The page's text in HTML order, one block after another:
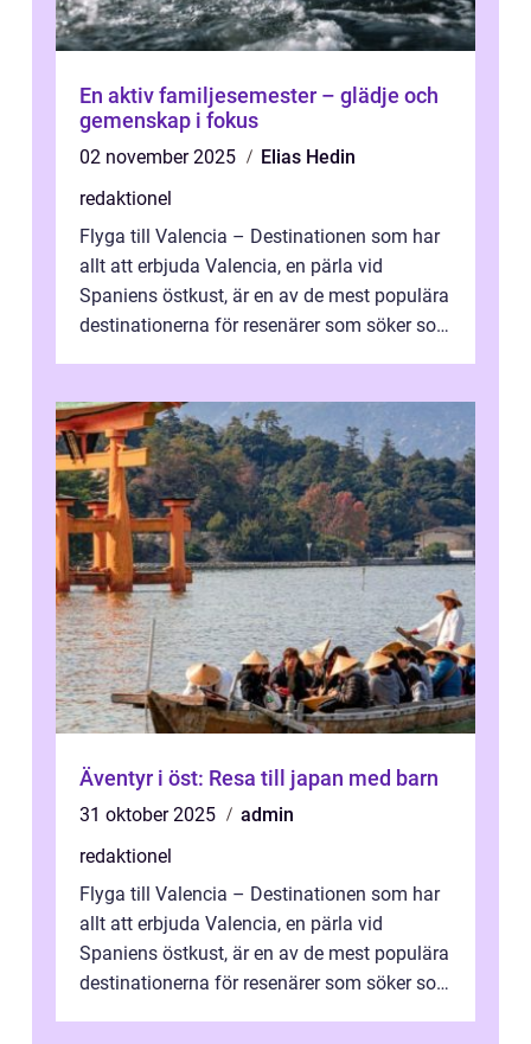
En aktiv familjesemester – glädje och
gemenskap i fokus
02 november 2025
Elias Hedin
redaktionel
Flyga till Valencia – Destinationen som har
allt att erbjuda Valencia, en pärla vid
Spaniens östkust, är en av de mest populära
destinationerna för resenärer som söker sol,
Äventyr i öst: Resa till japan med barn
31 oktober 2025
admin
redaktionel
Flyga till Valencia – Destinationen som har
allt att erbjuda Valencia, en pärla vid
Spaniens östkust, är en av de mest populära
destinationerna för resenärer som söker sol,